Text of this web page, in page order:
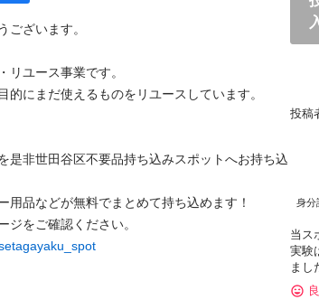
ございます。
リユース事業です。
的にまだ使えるものをリユースしています。
是非世田谷区不要品持ち込みスポットへお持ち込
用品などが無料でまとめて持ち込めます！
投稿
身分
当ス
実験
まし